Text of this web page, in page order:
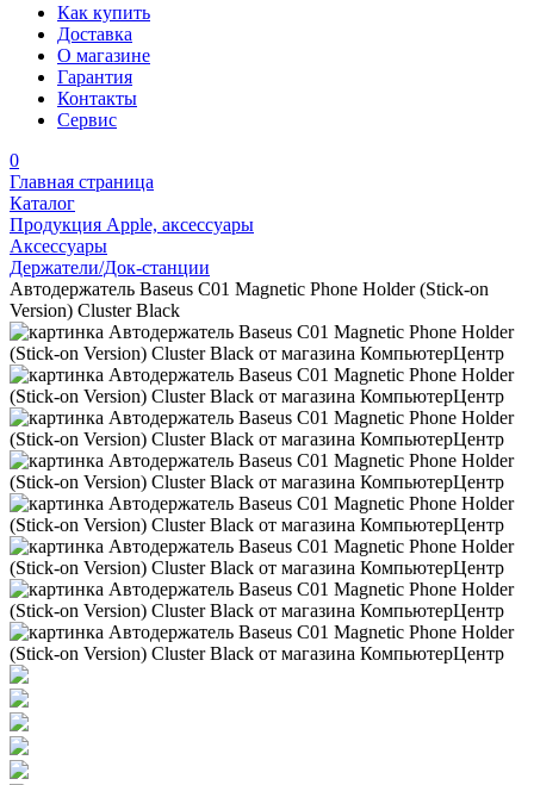
Как купить
Доставка
О магазине
Гарантия
Контакты
Сервис
0
Главная страница
Каталог
Продукция Apple, аксессуары
Аксессуары
Держатели/Док-станции
Автодержатель Baseus C01 Magnetic Phone Holder (Stick-on
Version) Cluster Black